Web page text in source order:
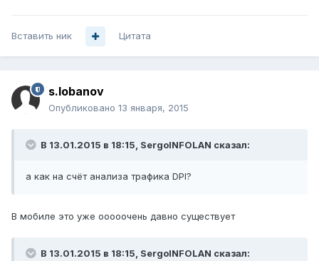
Вставить ник Цитата
s.lobanov
Опубликовано 13 января, 2015
В 13.01.2015 в 18:15, SergoINFOLAN сказал:
а как на счёт анализа трафика DPI?
В мобиле это уже ооооочень давно существует
В 13.01.2015 в 18:15, SergoINFOLAN сказал: